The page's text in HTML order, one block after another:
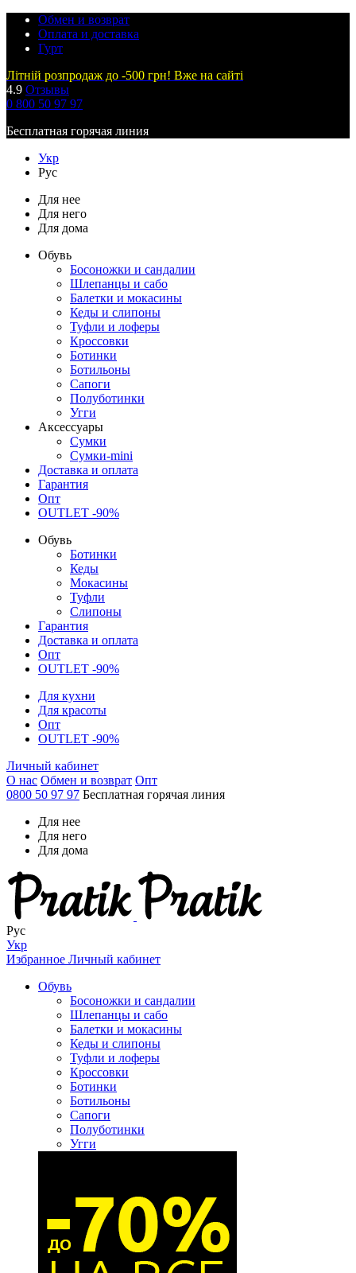
Обмен и возврат
Оплата и доставка
Гурт
Літній розпродаж до -500 грн! Вже на сайті
4.9 Отзывы
0 800 50 97 97
Бесплатная горячая линия
Укр
Рус
Для нее
Для него
Для дома
Обувь
Босоножки и сандалии
Шлепанцы и сабо
Балетки и мокасины
Кеды и слипоны
Туфли и лоферы
Кроссовки
Ботинки
Ботильоны
Сапоги
Полуботинки
Угги
Аксессуары
Сумки
Сумки-mini
Доставка и оплата
Гарантия
Опт
OUTLET -90%
Обувь
Ботинки
Кеды
Мокасины
Туфли
Слипоны
Гарантия
Доставка и оплата
Опт
OUTLET -90%
Для кухни
Для красоты
Опт
OUTLET -90%
Личный кабинет
О нас Обмен и возврат Опт
0800 50 97 97 Бесплатная горячая линия
Для нее
Для него
Для дома
Рус
Укр
Избранное Личный кабинет
Обувь
Босоножки и сандалии
Шлепанцы и сабо
Балетки и мокасины
Кеды и слипоны
Туфли и лоферы
Кроссовки
Ботинки
Ботильоны
Сапоги
Полуботинки
Угги